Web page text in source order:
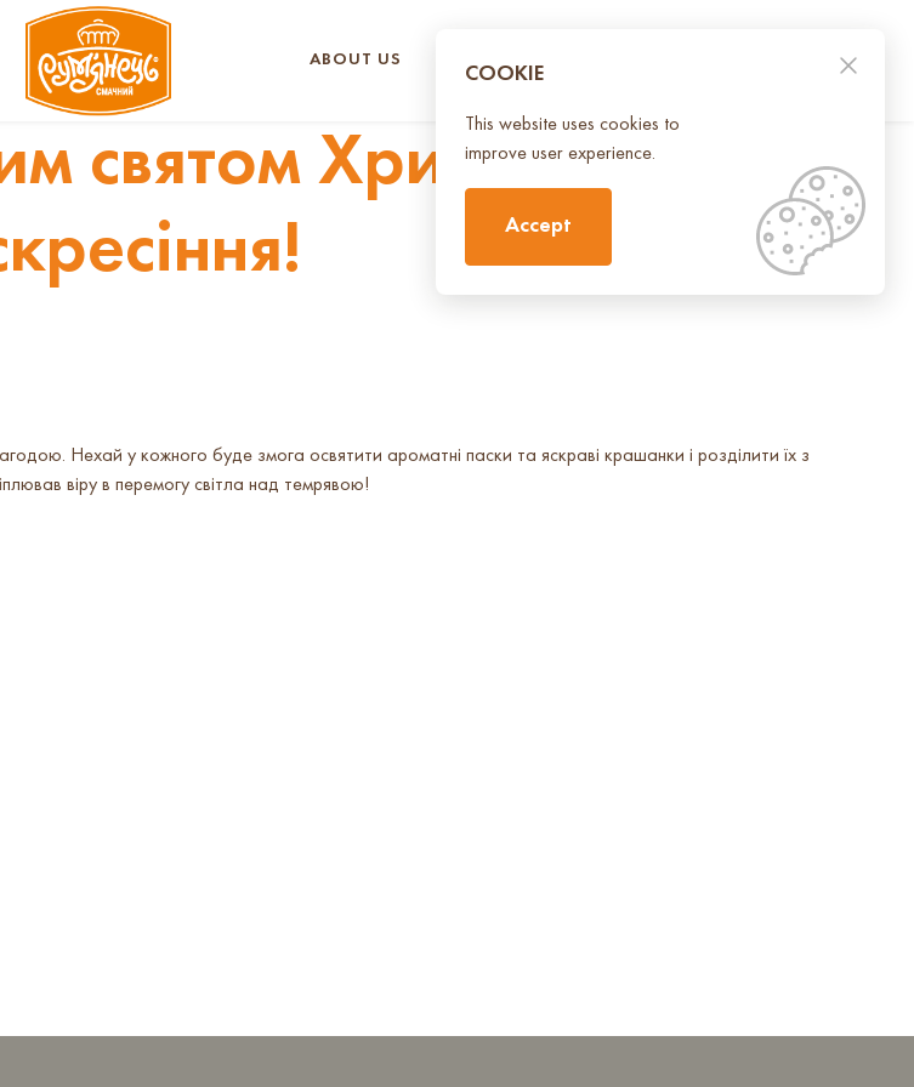
ABOUT US EN
святом Христового
Нехай у кожного буде змога освятити ароматні паски та яскраві крашанки і розділити їх з
віру в перемогу світла над темрявою!
COOKIE
This website uses cookies to
improve user experience.
Accept